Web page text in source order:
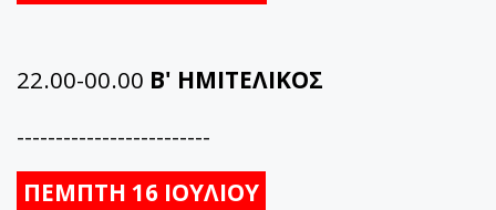
22.00-00.00 Β' ΗΜΙΤΕΛΙΚΟΣ
-------------------------
ΠΕΜΠΤΗ 16 ΙΟΥΛΙΟΥ